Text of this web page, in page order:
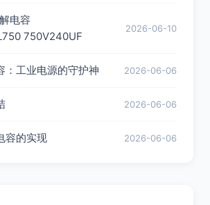
电容
750V240UF
2026-06-10
：工业电源的守护神 2026-06-06
2026-06-06
容的实现 2026-06-06